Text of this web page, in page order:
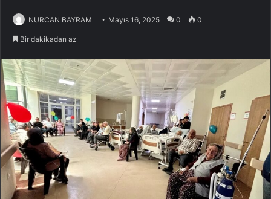
NURCAN BAYRAM Mayıs 16, 2025 0 0
Bir dakikadan az